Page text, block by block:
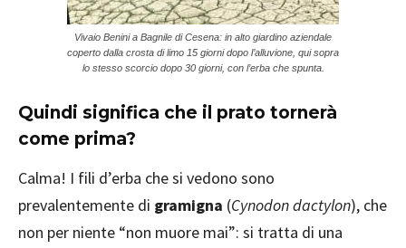
Vivaio Benini a Bagnile di Cesena: in alto giardino aziendale
coperto dalla crosta di limo 15 giorni dopo l’alluvione, qui sopra
lo stesso scorcio dopo 30 giorni, con l’erba che spunta.
Quindi significa che il prato tornerà
come prima?
Calma! I fili d’erba che si vedono sono
prevalentemente di gramigna (Cynodon dactylon), che
non per niente “non muore mai”: si tratta di una